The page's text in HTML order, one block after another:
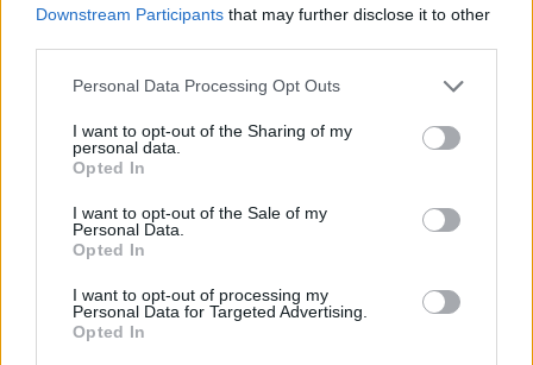
Downstream Participants that may further disclose it to other
Personal Data Processing Opt Outs
I want to opt-out of the Sharing of my
personal data.
Opted In
I want to opt-out of the Sale of my
Personal Data.
Opted In
I want to opt-out of processing my
Personal Data for Targeted Advertising.
Opted In